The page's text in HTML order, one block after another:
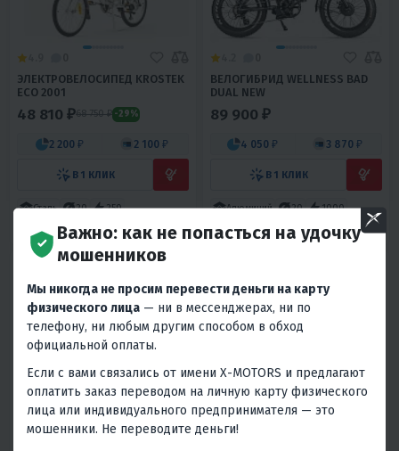
ЭЛЕКТРОВЕЛОСИПЕД KROSTEK
ECO 2001
48 810 ₽68 750 ₽ -29%
2 200 ₽ 2 100 ₽
В 1 КЛИК
Сталь 20
250
Китай / Тайвань
ВЕЛОГИБРИД WELLNESS BAD
DUAL NEW
89 900 ₽
4 050 ₽ 3 870 ₽
В 1 КЛИК
Алюминий 20
1000
Китай
5 0
ВЕЛОГИБРИД CYBERBIKE 500
ВТ
5 0
ЭЛЕКТРОВЕЛОСИПЕД E.F.K 2019
Важно: как не попасться на удочку
мошенников
Мы никогда не просим перевести деньги на карту
физического лица — ни в мессенджерах, ни по
телефону, ни любым другим способом в обход
официальной оплаты.
Если с вами связались от имени X-MOTORS и предлагают
оплатить заказ переводом на личную карту физического
лица или индивидуального предпринимателя — это
мошенники. Не переводите деньги!